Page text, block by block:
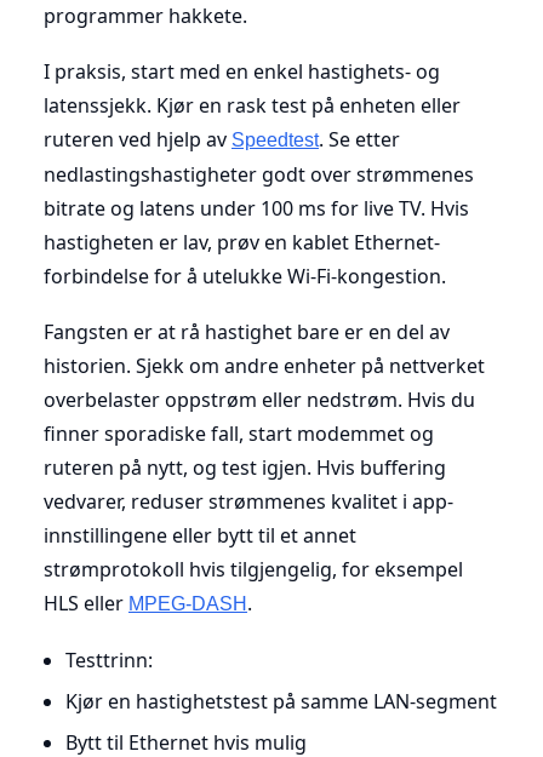
programmer hakkete.
I praksis, start med en enkel hastighets- og
latenssjekk. Kjør en rask test på enheten eller
ruteren ved hjelp av Speedtest. Se etter
nedlastingshastigheter godt over strømmenes
bitrate og latens under 100 ms for live TV. Hvis
hastigheten er lav, prøv en kablet Ethernet-
forbindelse for å utelukke Wi-Fi-kongestion.
Fangsten er at rå hastighet bare er en del av
historien. Sjekk om andre enheter på nettverket
overbelaster oppstrøm eller nedstrøm. Hvis du
finner sporadiske fall, start modemmet og
ruteren på nytt, og test igjen. Hvis buffering
vedvarer, reduser strømmenes kvalitet i app-
innstillingene eller bytt til et annet
strømprotokoll hvis tilgjengelig, for eksempel
HLS eller MPEG-DASH .
Testtrinn:
Kjør en hastighetstest på samme LAN-segment
Bytt til Ethernet hvis mulig